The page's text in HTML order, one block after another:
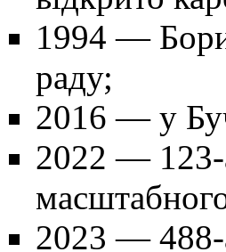
1994 —
раду;
2016 — у
2022 — 123-
2023 — 488-